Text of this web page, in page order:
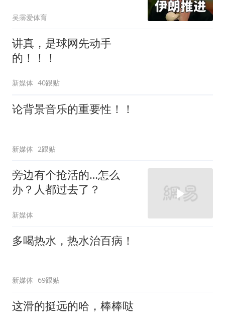
吴霶爱体育
讲真，是球网先动手
的！！！
新媒体 40跟贴
论背景音乐的重要性！！
新媒体 2跟贴
旁边有个抢活的…怎么
办？人都过去了？
新媒体
多喝热水，热水治百病！
新媒体 69跟贴
这滑的挺远的哈，棒棒哒